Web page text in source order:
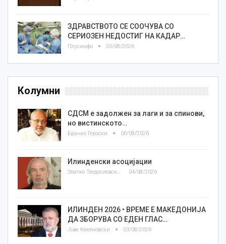
ЗДРАВСТВОТО СЕ СООЧУВА СО
СЕРИОЗЕН НЕДОСТИГ НА КАДАР…
Плусинфо 05/08/2026
Колумни
СДСМ е задолжен за лаги и за спинови,
но вистинското…
Бранко Героски 06/08/2026
Илинденски асоцијации
Златко Теодосиевски 04/08/2026
ИЛИНДЕН 2026 • ВРЕМЕ Е МАКЕДОНИЈА
ДА ЗБОРУВА СО ЕДЕН ГЛАС…
Јове Кекеновски 03/08/2026